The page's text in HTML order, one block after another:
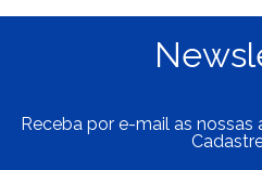
Receba por e-mail as nossas